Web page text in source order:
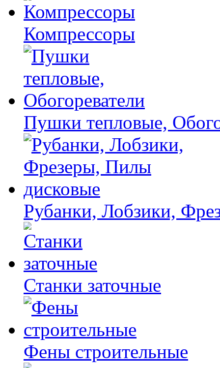
Компрессоры
Пушки тепловые,
Рубанки, Лобзики,
Станки заточные
Фены строительные